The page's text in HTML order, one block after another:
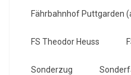
Fährbahnhof Puttgarden
FS Theodor Heuss
Sonderzug